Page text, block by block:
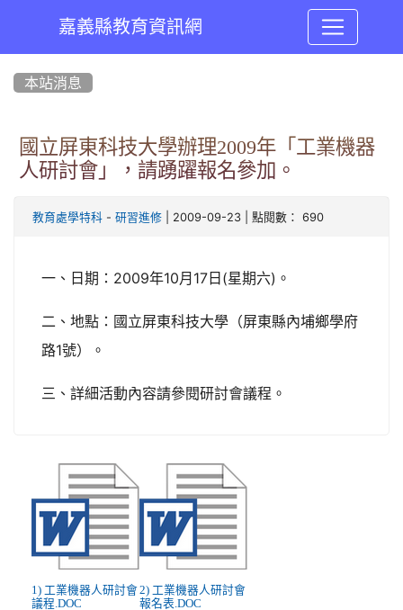
嘉義縣教育資訊網
本站消息
國立屏東科技大學辦理2009年「工業機器
人研討會」，請踴躍報名參加。
教育處學特科 - 研習進修 | 2009-09-23 | 點閱數： 690
一、日期： 2009年10月17日(星期六)。
二、地點：國立屏東科技大學（屏東縣內埔鄉學府
路1號）。
三、詳細活動內容請參閱研討會議程。
1) 工業機器人研討會
議程.DOC
2) 工業機器人研討會
報名表.DOC